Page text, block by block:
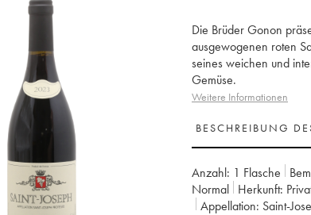
Die Brüder Gonon
ausgewogenen roten
seines weichen und
Gemüse.
Weitere Informationen
BESCHREIBUNG
Anzahl: 1 Flasche
Normal
Herkunft:
Appellation:
Saint-